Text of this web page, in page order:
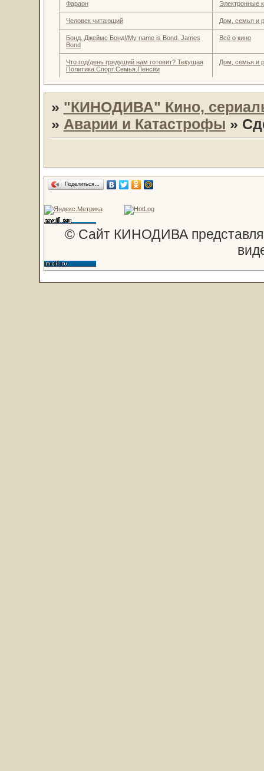
Фараон Электронные
Человек читающий Дом, семья и
Бонд. Джеймс Бонд!/My name is Bond. James
Bond
Всё о кино
Что год/день грядущий нам готовит? Текущая
Политика.Спорт.Семья.Пенсии
Дом, семья и
» "КИНОДИВА" Кино,
» Аварии и Катастрофы »
Поделиться…
© Сайт КИНОДИВА